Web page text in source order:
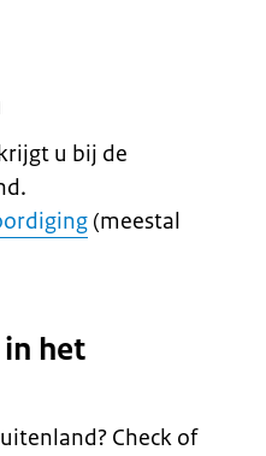
u bij de
(meestal
het
Check of